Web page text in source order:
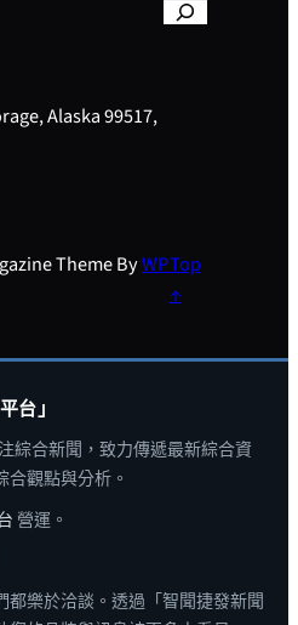
Alaska 99517,
Theme ByWPTop
↑
台」
綜合新聞，致力傳遞最新綜合資
觀點與分析。
營運。
樂於洽談。透過「智聞捷發新聞